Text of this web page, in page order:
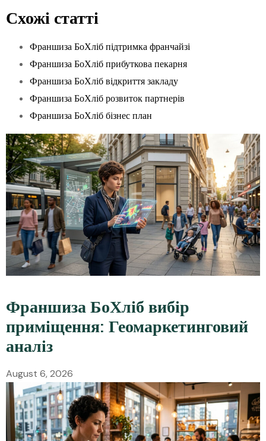
Схожі статті
Франшиза БоХліб підтримка франчайзі
Франшиза БоХліб прибуткова пекарня
Франшиза БоХліб відкриття закладу
Франшиза БоХліб розвиток партнерів
Франшиза БоХліб бізнес план
Франшиза БоХліб вибір
приміщення: Геомаркетинговий
аналіз
August 6, 2026